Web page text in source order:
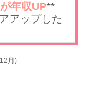
年収UP**
アップした
月)